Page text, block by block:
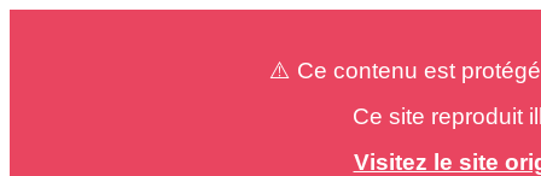
⚠️ Ce contenu est
Ce site reproduit
Visitez le site